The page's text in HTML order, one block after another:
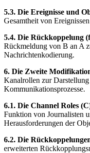
5.3. Die Ereignisse und
Gesamtheit von
5.4. Die Rückkoppelung
Rückmeldung von B an A
Nachrichtenkodierung.
6. Die Zweite
Kanalrollen zur Darstellung
Kommunikationsprozesse.
6.1. Die Channel Roles
Funktion von Journalisten
Herausforderungen der
6.2. Die
erweiterten